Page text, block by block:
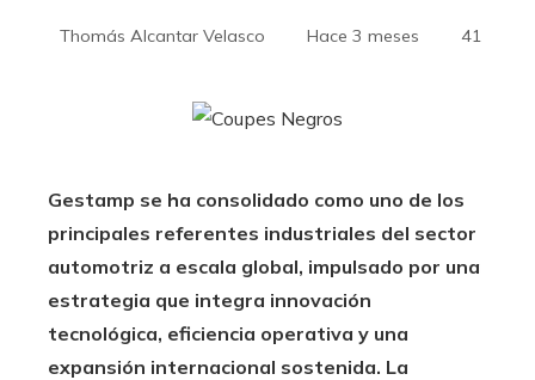
Thomás Alcantar Velasco Hace 3 meses 41
Gestamp se ha consolidado como uno de los
principales referentes industriales del sector
automotriz a escala global, impulsado por una
estrategia que integra innovación
tecnológica, eficiencia operativa y una
expansión internacional sostenida. La